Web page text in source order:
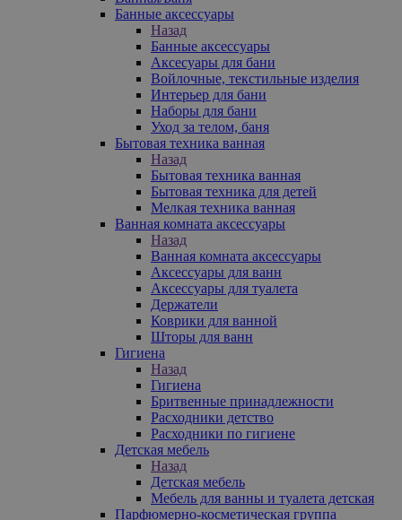
Банные аксессуары
Назад
Банные аксессуары
Аксесуары для бани
Войлочные, текстильные изделия
Интерьер для бани
Наборы для бани
Уход за телом, баня
Бытовая техника ванная
Назад
Бытовая техника ванная
Бытовая техника для детей
Мелкая техника ванная
Ванная комната аксессуары
Назад
Ванная комната аксессуары
Аксессуары для ванн
Аксессуары для туалета
Держатели
Коврики для ванной
Шторы для ванн
Гигиена
Назад
Гигиена
Бритвенные принадлежности
Расходники детство
Расходники по гигиене
Детская мебель
Назад
Детская мебель
Мебель для ванны и туалета детская
Парфюмерно-косметическая группа